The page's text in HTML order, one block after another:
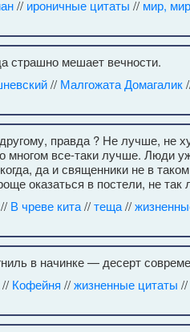
// ироничные цитаты // мир,
страшно мешает вечности.
// Малгожата Домагалик
правда ? Не лучше, не
многом все-таки лучше. Люди
да и священники не в
оказаться в постели, не так
// В чреве кита//теща//
в начинке — десерт
// Кофейня //жизненные цитаты //